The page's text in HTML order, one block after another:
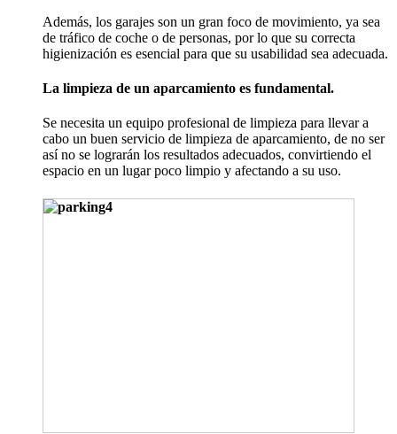
Además, los garajes son un gran foco de movimiento, ya sea
de tráfico de coche o de personas, por lo que su correcta
higienización es esencial para que su usabilidad sea adecuada.
La limpieza de un aparcamiento es fundamental.
Se necesita un equipo profesional de limpieza para llevar a
cabo un buen servicio de limpieza de aparcamiento, de no ser
así no se lograrán los resultados adecuados, convirtiendo el
espacio en un lugar poco limpio y afectando a su uso.